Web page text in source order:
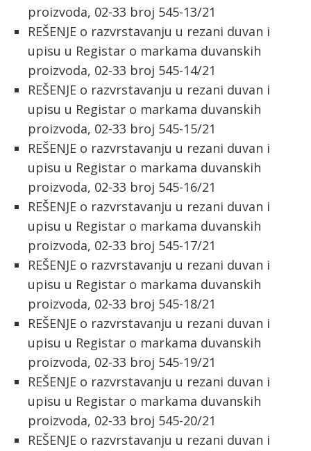
proizvoda, 02-33 broj 545-13/21
REŠENJE o razvrstavanju u rezani duvan i
upisu u Registar o markama duvanskih
proizvoda, 02-33 broj 545-14/21
REŠENJE o razvrstavanju u rezani duvan i
upisu u Registar o markama duvanskih
proizvoda, 02-33 broj 545-15/21
REŠENJE o razvrstavanju u rezani duvan i
upisu u Registar o markama duvanskih
proizvoda, 02-33 broj 545-16/21
REŠENJE o razvrstavanju u rezani duvan i
upisu u Registar o markama duvanskih
proizvoda, 02-33 broj 545-17/21
REŠENJE o razvrstavanju u rezani duvan i
upisu u Registar o markama duvanskih
proizvoda, 02-33 broj 545-18/21
REŠENJE o razvrstavanju u rezani duvan i
upisu u Registar o markama duvanskih
proizvoda, 02-33 broj 545-19/21
REŠENJE o razvrstavanju u rezani duvan i
upisu u Registar o markama duvanskih
proizvoda, 02-33 broj 545-20/21
REŠENJE o razvrstavanju u rezani duvan i